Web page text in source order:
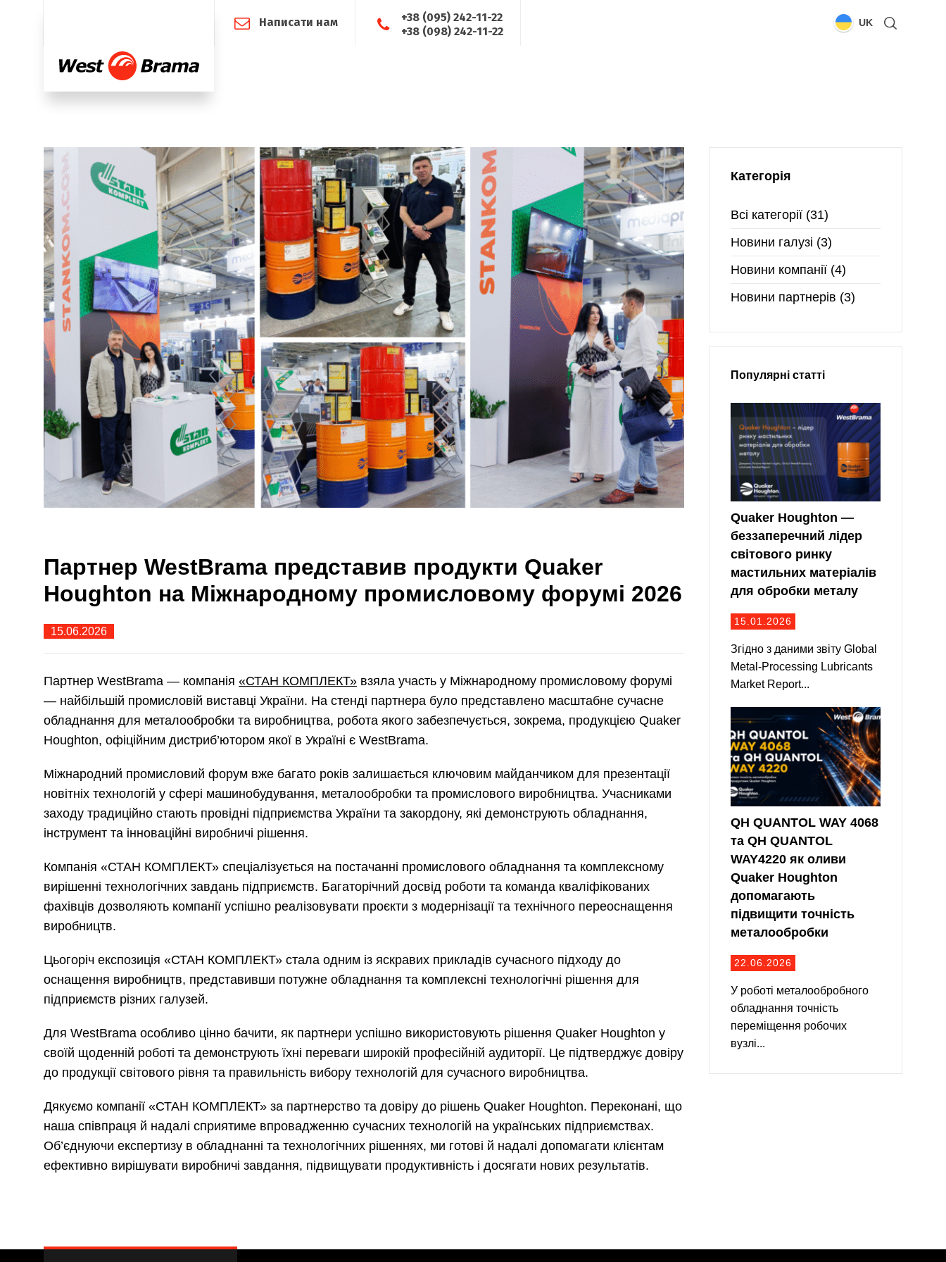
Написати нам
+38 (095) 242-11-22
+38 (098) 242-11-22
UK
Партнер WestBrama представив продукти Quaker
Houghton на Міжнародному промисловому форумі 2026
15.06.2026
Партнер WestBrama — компанія «СТАН КОМПЛЕКТ» взяла участь у Міжнародному промисловому форумі
— найбільшій промисловій виставці України. На стенді партнера було представлено масштабне сучасне
обладнання для металообробки та виробництва, робота якого забезпечується, зокрема, продукцією Quaker
Houghton, офіційним дистриб’ютором якої в Україні є WestBrama.
Міжнародний промисловий форум вже багато років залишається ключовим майданчиком для презентації
новітніх технологій у сфері машинобудування, металообробки та промислового виробництва. Учасниками
заходу традиційно стають провідні підприємства України та закордону, які демонструють обладнання,
інструмент та інноваційні виробничі рішення.
Компанія «СТАН КОМПЛЕКТ» спеціалізується на постачанні промислового обладнання та комплексному
вирішенні технологічних завдань підприємств. Багаторічний досвід роботи та команда кваліфікованих
фахівців дозволяють компанії успішно реалізовувати проєкти з модернізації та технічного переоснащення
виробництв.
Цьогоріч експозиція «СТАН КОМПЛЕКТ» стала одним із яскравих прикладів сучасного підходу до
оснащення виробництв, представивши потужне обладнання та комплексні технологічні рішення для
підприємств різних галузей.
Для WestBrama особливо цінно бачити, як партнери успішно використовують рішення Quaker Houghton у
своїй щоденній роботі та демонструють їхні переваги широкій професійній аудиторії. Це підтверджує довіру
до продукції світового рівня та правильність вибору технологій для сучасного виробництва.
Дякуємо компанії «СТАН КОМПЛЕКТ» за партнерство та довіру до рішень Quaker Houghton. Переконані, що
наша співпраця й надалі сприятиме впровадженню сучасних технологій на українських підприємствах.
Об’єднуючи експертизу в обладнанні та технологічних рішеннях, ми готові й надалі допомагати клієнтам
ефективно вирішувати виробничі завдання, підвищувати продуктивність і досягати нових результатів.
Категорія
Всі категорії (31)
Новини галузі (3)
Новини компанії (4)
Новини партнерів (3)
Популярні статті
Quaker Houghton —
беззаперечний лідер
світового ринку
мастильних матеріалів
для обробки металу
15.01.2026
Згідно з даними звіту Global
Metal-Processing Lubricants
Market Report...
QH QUANTOL WAY 4068
та QH QUANTOL
WAY4220 як оливи
Quaker Houghton
допомагають
підвищити точність
металообробки
22.06.2026
У роботі металообробного
обладнання точність
переміщення робочих
вузлі...
Eng Укр